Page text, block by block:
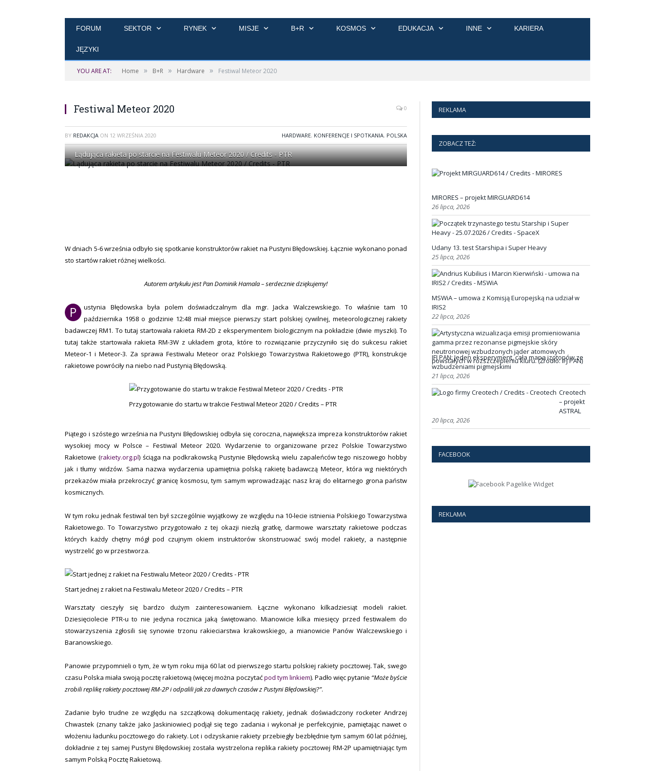
FORUM SEKTOR RYNEK MISJE B+R KOSMOS EDUKACJA INNE KARIERA
JĘZYKI
YOU ARE AT: Home » B+R » Hardware » Festiwal Meteor 2020
Festiwal Meteor 2020 0
BY REDAKCJA ON 12 WRZEŚNIA 2020 HARDWARE, KONFERENCJE I SPOTKANIA, POLSKA
Lądująca rakieta po starcie na Festiwalu Meteor 2020 / Credits - PTR
W dniach 5-6 września odbyło się spotkanie konstruktorów rakiet na Pustyni Błędowskiej. Łącznie wykonano ponad
sto startów rakiet różnej wielkości.
Autorem artykułu jest Pan Dominik Hamala – serdecznie dziękujemy!
P
ustynia Błędowska była polem doświadczalnym dla mgr. Jacka Walczewskiego. To właśnie tam 10
października 1958 o godzinie 12:48 miał miejsce pierwszy start polskiej cywilnej, meteorologicznej rakiety
badawczej RM1. To tutaj startowała rakieta RM-2D z eksperymentem biologicznym na pokładzie (dwie myszki). To
tutaj także startowała rakieta RM-3W z układem grota, które to rozwiązanie przyczyniło się do sukcesu rakiet
Meteor-1 i Meteor-3. Za sprawa Festiwalu Meteor oraz Polskiego Towarzystwa Rakietowego (PTR), konstrukcje
rakietowe powróciły na niebo nad Pustynią Błędowską.
Przygotowanie do startu w trakcie Festiwal Meteor 2020 / Credits – PTR
Piątego i szóstego września na Pustyni Błędowskiej odbyła się coroczna, największa impreza konstruktorów rakiet
wysokiej mocy w Polsce – Festiwal Meteor 2020. Wydarzenie to organizowane przez Polskie Towarzystwo
Rakietowe (rakiety.org.pl) ściąga na podkrakowską Pustynie Błędowską wielu zapaleńców tego niszowego hobby
jak i tłumy widzów. Sama nazwa wydarzenia upamiętnia polską rakietę badawczą Meteor, która wg niektórych
przekazów miała przekroczyć granicę kosmosu, tym samym wprowadzając nasz kraj do elitarnego grona państw
kosmicznych.
W tym roku jednak festiwal ten był szczególnie wyjątkowy ze względu na 10-lecie istnienia Polskiego Towarzystwa
Rakietowego. To Towarzystwo przygotowało z tej okazji niezłą gratkę, darmowe warsztaty rakietowe podczas
których każdy chętny mógł pod czujnym okiem instruktorów skonstruować swój model rakiety, a następnie
wystrzelić go w przestworza.
Start jednej z rakiet na Festiwalu Meteor 2020 / Credits – PTR
Warsztaty cieszyły się bardzo dużym zainteresowaniem. Łączne wykonano kilkadziesiąt modeli rakiet.
Dziesięciolecie PTR-u to nie jedyna rocznica jaką świętowano. Mianowicie kilka miesięcy przed festiwalem do
stowarzyszenia zgłosili się synowie trzonu rakieciarstwa krakowskiego, a mianowicie Panów Walczewskiego i
Baranowskiego.
Panowie przypomnieli o tym, że w tym roku mija 60 lat od pierwszego startu polskiej rakiety pocztowej. Tak, swego
czasu Polska miała swoją pocztę rakietową (więcej można poczytaćpod tym linkiem). Padło więc pytanie “Może byście
zrobili replikę rakiety pocztowej RM-2P i odpalili jak za dawnych czasów z Pustyni Błędowskiej?”.
Zadanie było trudne ze względu na szczątkową dokumentację rakiety, jednak doświadczony rocketer Andrzej
Chwastek (znany także jako Jaskiniowiec) podjął się tego zadania i wykonał je perfekcyjnie, pamiętając nawet o
włożeniu ładunku pocztowego do rakiety. Lot i odzyskanie rakiety przebiegły bezbłędnie tym samym 60 lat później,
dokładnie z tej samej Pustyni Błędowskiej została wystrzelona replika rakiety pocztowej RM-2P upamiętniając tym
samym Polską Pocztę Rakietową.
REKLAMA
ZOBACZ TEŻ:
MIRORES – projekt MIRGUARD614
26 lipca, 2026
Udany 13. test Starshipa i Super Heavy
25 lipca, 2026
MSWiA – umowa z Komisją Europejską na udział w
IRIS2
22 lipca, 2026
IFJ PAN: Jeden eksperyment, cała mapa izotopów ze
wzbudzeniami pigmejskimi
21 lipca, 2026
Creotech
– projekt
ASTRAL
20 lipca, 2026
FACEBOOK
REKLAMA